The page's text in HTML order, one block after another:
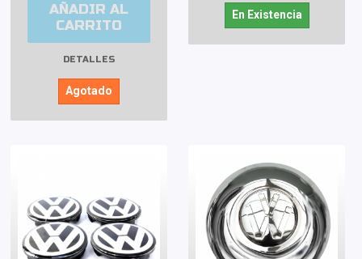
AÑADIR AL
CARRITO
DETALLES
Agotado
En Existencia